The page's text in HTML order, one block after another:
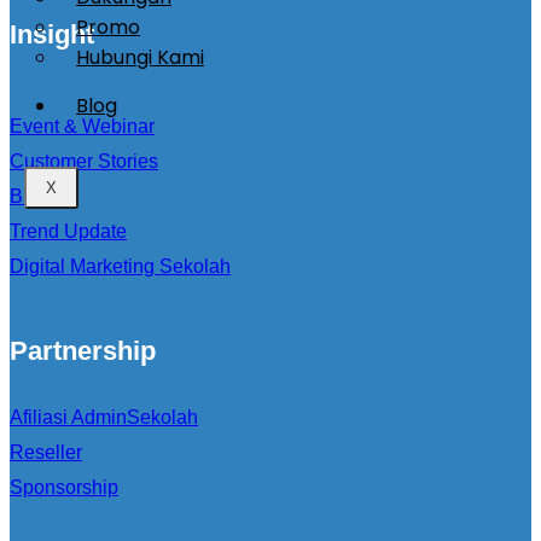
Promo
Hubungi Kami
Blog
X
Insight
Event & Webinar
Customer Stories
Blog
Trend Update
Digital Marketing Sekolah
Partnership
Afiliasi AdminSekolah
Reseller
Sponsorship